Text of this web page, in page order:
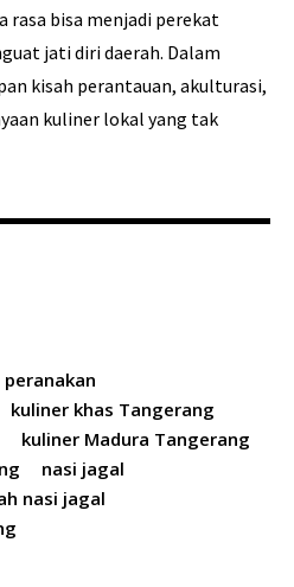
rasa bisa menjadi perekat
jati diri daerah. Dalam
kisah perantauan, akulturasi,
kuliner lokal yang tak
kuliner khas Tangerang
kuliner Madura Tangerang
nasi jagal
nasi jagal